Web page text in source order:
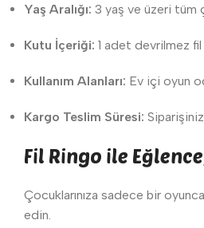
Yaş Aralığı: 3 yaş ve üzeri tüm
Kutu İçeriği: 1 adet devrilmez
Kullanım Alanları: Ev içi oyun
Kargo Teslim Süresi:
Fil Ringo ile
Çocuklarınıza sadece bir
edin.